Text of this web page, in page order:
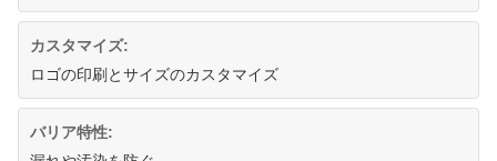
カスタマイズ:
ロゴの印刷とサイズのカスタマイズ
バリア特性: